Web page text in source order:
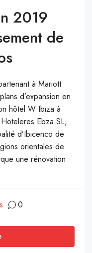
2019
de
à Mariott
d’expansion en
hôtel W Ibiza à
Ebza SL,
d’Ibicenco de
orientales de
une rénovation
0